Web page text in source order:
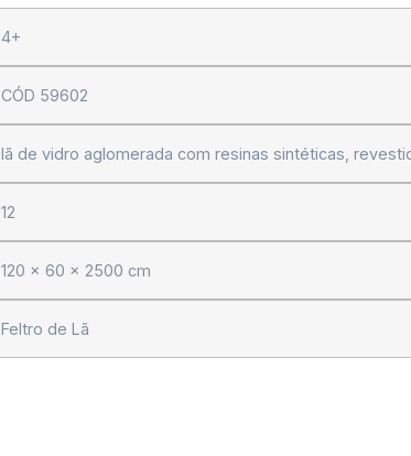
4+
CÓD 59602
lã de vidro aglomerada com resinas sintéticas,
12
120 x 60 x 2500 cm
Feltro de Lã